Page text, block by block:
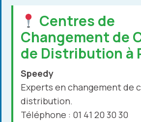
Centres de
Changement de
de Distribution à
Speedy
Experts en changement de
distribution.
Téléphone : 01 41 20 30 30